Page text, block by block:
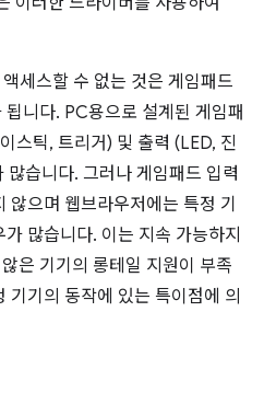
세스할 수 없는 것은 게임패드
니다. PC용으로 설계된 게임패
스틱, 트리거) 및 출력 (LED, 진
습니다. 그러나 게임패드 입력
으며 웹브라우저에는 특정 기
많습니다. 이는 지속 가능하지
은 기기의 롱테일 지원이 부족
기기의 동작에 있는 특이점에 의